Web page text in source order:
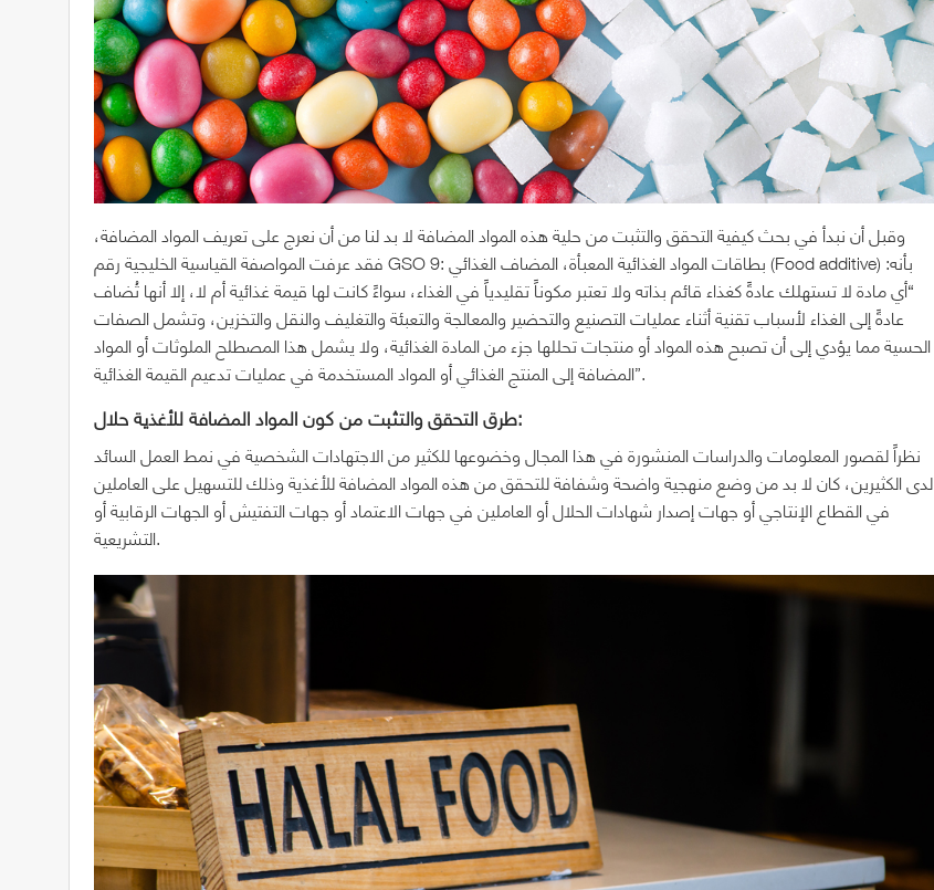
وقبل أن نبدأ في بحث كيفية التحقق والتثبت من حلية هذه المواد المضافة لا بد لنا من أن نعرج على تعريف المواد المضافة،
فقد عرفت المواصفة القياسية الخليجية رقم GSO 9: بطاقات المواد الغذائية المعبأة، المضاف الغذائي (Food additive) بأنه:
“أي مادة لا تستهلك عادةً كغذاء قائم بذاته ولا تعتبر مكوناً تقليدياً في الغذاء، سواءً كانت لها قيمة غذائية أم لا، إلا أنها تُضاف
عادةً إلى الغذاء لأسباب تقنية أثناء عمليات التصنيع والتحضير والمعالجة والتعبئة والتغليف والنقل والتخزين، وتشمل الصفات
الحسية مما يؤدي إلى أن تصبح هذه المواد أو منتجات تحللها جزء من المادة الغذائية، ولا يشمل هذا المصطلح الملوثات أو المواد
المضافة إلى المنتج الغذائي أو المواد المستخدمة في عمليات تدعيم القيمة الغذائية”.
طرق التحقق والتثبت من كون المواد المضافة للأغذية حلال:
نظراً لقصور المعلومات والدراسات المنشورة في هذا المجال وخضوعها للكثير من الاجتهادات الشخصية في نمط العمل السائد
لدى الكثيرين، كان لا بد من وضع منهجية واضحة وشفافة للتحقق من هذه المواد المضافة للأغذية وذلك للتسهيل على العاملين
في القطاع الإنتاجي أو جهات إصدار شهادات الحلال أو العاملين في جهات الاعتماد أو جهات التفتيش أو الجهات الرقابية أو
التشريعية.